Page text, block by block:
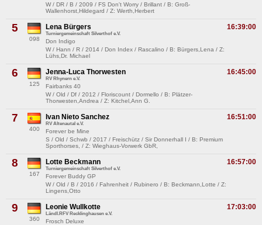
W / DR / B / 2009 / FS Don't Worry / Brillant / B: Groß-
Wallenhorst,Hildegard / Z: Werth,Herbert
5
098
16:39:00
Lena Bürgers
Turniergemeinschaft Silverthof e.V.
Don Indigo
W / Hann / R / 2014 / Don Index / Rascalino / B: Bürgers,Lena / Z:
Lühs,Dr. Michael
6
125
16:45:00
Jenna-Luca Thorwesten
RV Rhynern e.V.
Fairbanks 40
W / Old / Df / 2012 / Floriscount / Dormello / B: Plätzer-
Thorwesten,Andrea / Z: Kitchel,Ann G.
7
400
16:51:00
Ivan Nieto Sanchez
RV Altenautal e.V.
Forever be Mine
S / Old / Schwb / 2017 / Freischütz / Sir Donnerhall I / B: Premium
Sporthorses, / Z: Wieghaus-Vorwerk GbR,
8
167
16:57:00
Lotte Beckmann
Turniergemeinschaft Silverthof e.V.
Forever Buddy GP
W / Old / B / 2016 / Fahrenheit / Rubinero / B: Beckmann,Lotte / Z:
Lingens,Otto
9
360
17:03:00
Leonie Wullkotte
Ländl.RFV Recklinghausen e.V.
Frosch Deluxe